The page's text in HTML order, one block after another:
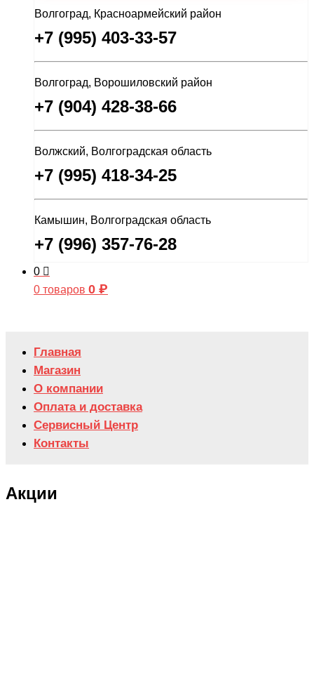
Волгоград, Красноармейский район
+7 (995) 403-33-57
Волгоград, Ворошиловский район
+7 (904) 428-38-66
Волжский, Волгоградская область
+7 (995) 418-34-25
Камышин, Волгоградская область
+7 (996) 357-76-28
0
0 товаров 0 ₽
Главная
Магазин
О компании
Оплата и доставка
Сервисный Центр
Контакты
Акции